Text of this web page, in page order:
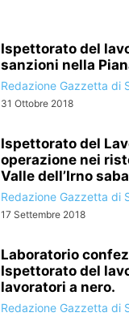
Ispettorato del
sanzioni nella
Redazione Gazzetta di
31 Ottobre 2018
Ispettorato del
operazione nei
Valle dell’Irno
Redazione Gazzetta di
17 Settembre 2018
Laboratorio
Ispettorato del
lavoratori a nero.
Redazione Gazzetta di